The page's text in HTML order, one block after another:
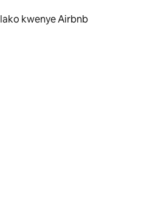
kwenye Airbnb